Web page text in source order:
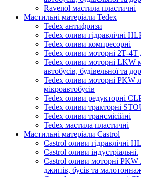
Ravenol мастила пластичні
Мастильні матеріали Tedex
Tedex антифризи
Tedex оливи гідравлічні
Tedex оливи компресорні
Tedex оливи моторні 2Т-4Т
Tedex оливи моторні LKW
автобусів, будівельної та
Tedex оливи моторні PKW
мікроавтобусів
Tedex оливи редукторні
Tedex оливи тракторні
Tedex оливи трансмісійні
Tedex мастила пластичні
Мастильні матеріали Castrol
Castrol оливи гідравлічні
Castrol оливи індустріальні.
Castrol оливи моторні PKW
джипів, бусів та